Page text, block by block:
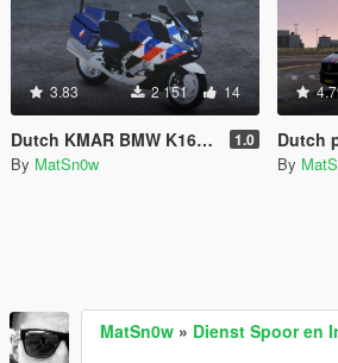
3.83 2 151 14
Dutch KMAR BMW K1600GT | 4K skin 1.0
By MatSn0w
Dutch police |
By
MatSn0w » Dienst Spoor en